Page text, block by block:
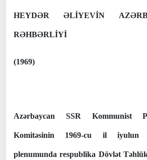
HEYDƏR ƏLİYEVİN
RƏHBƏRLİYİ
(1969)
Azərbaycan SSR Kommunist
Komitəsinin 1969-cu il iyulun
plenumunda respublika Dövlət